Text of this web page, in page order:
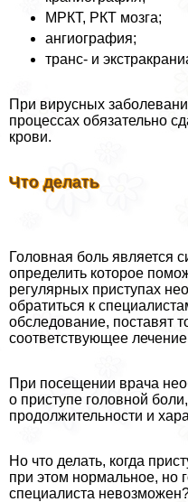
МРКТ, РКТ мозга;
ангиография;
трaнc- и
При вирусных
процессах обязательно
крови.
Что делать
Головная боль является
определить которое
регулярных приступах
обратиться к
обследование, поставят
соответствующее
При посещении врача
о приступе головной
продолжительности и
Но что делать, когда
при этом нормальное, но
специалиста